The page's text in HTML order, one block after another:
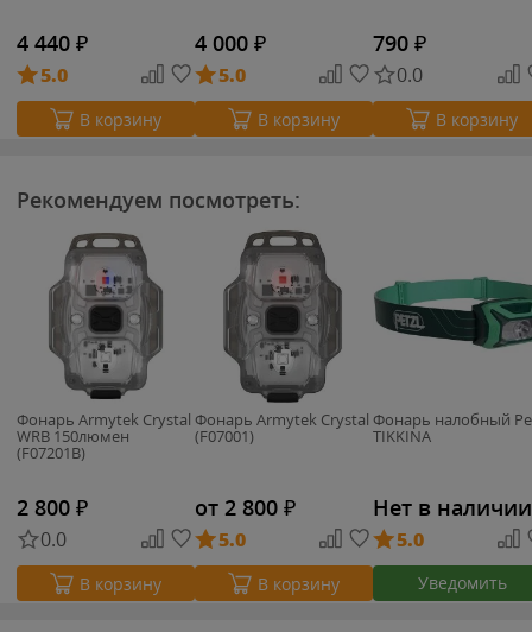
4 440 ₽
5.0
В корзину
4 000 ₽
5.0
В корзину
790 ₽
0.0
В корзину
Рекомендуем посмотреть:
Фонарь Armytek Crystal
WRB 150люмен
(F07201B)
2 800 ₽
0.0
В корзину
Фонарь Armytek Crystal
(F07001)
от 2 800 ₽
5.0
В корзину
Фонарь налобный
TIKKINA
Нет в наличии
5.0
Уведомить